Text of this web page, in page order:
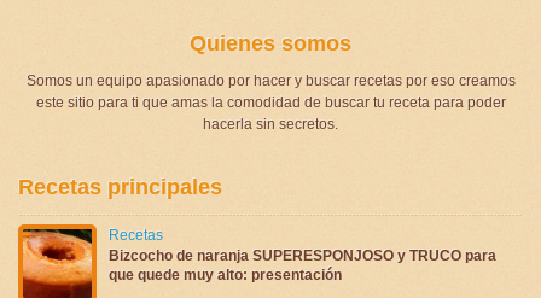
Quienes somos
Somos un equipo apasionado por hacer y buscar recetas por eso creamos
este sitio para ti que amas la comodidad de buscar tu receta para poder
hacerla sin secretos.
Recetas principales
Recetas
Bizcocho de naranja SUPERESPONJOSO y TRUCO para
que quede muy alto: presentación